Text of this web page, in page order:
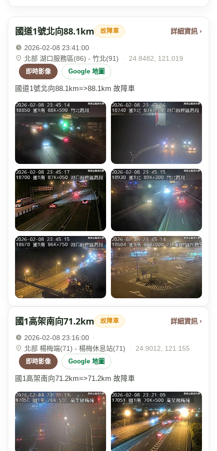
國道1號北向88.1km 故障車 詳細資訊 ›
2026-02-08 23:41:00
·
北部 湖口服務區(86) - 竹北(91)
· 24.8482, 121.019
即時影像 Google 地圖
國道1號北向88.1km=>88.1km 故障車
國1高架南向71.2km 故障車 詳細資訊 ›
2026-02-08 23:16:00
·
北部 楊梅端(71) - 楊梅休息站(71)
· 24.9012, 121.155
即時影像 Google 地圖
國1高架南向71.2km=>71.2km 故障車